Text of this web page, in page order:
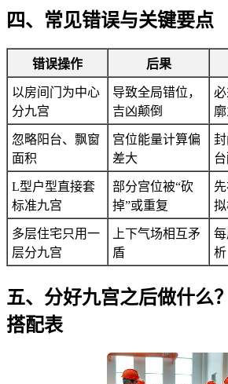
四、常见错误与关键要点
错误操作 后果
以房间门为中心
分九宫
导致全局错位，
吉凶颠倒
忽略阳台、飘窗
面积
宫位能量计算偏
差大
L型户型直接套
标准九宫
部分宫位被“砍
掉”或重复
多层住宅只用一
层分九宫
上下气场相互矛
盾
析
五、分好九宫之后做什么
搭配表